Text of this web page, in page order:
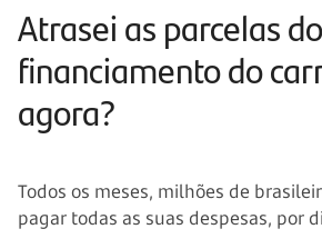
Atrasei as parcelas do
financiamento do
agora?
Todos os meses, milhões de
pagar todas as suas despesas, por